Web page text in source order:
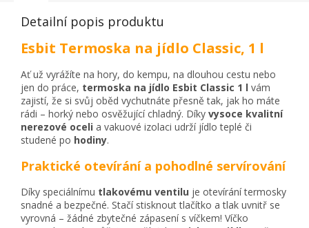
Detailní popis produktu
Esbit Termoska na jídlo Classic, 1 l
Ať už vyrážíte na hory, do kempu, na dlouhou cestu nebo
jen do práce, termoska na jídlo Esbit Classic 1 l vám
zajistí, že si svůj oběd vychutnáte přesně tak, jak ho máte
rádi – horký nebo osvěžující chladný. Díky vysoce kvalitní
nerezové oceli a vakuové izolaci udrží jídlo teplé či
studené po hodiny.
Praktické otevírání a pohodlné servírování
Díky speciálnímu tlakovému ventilu je otevírání termosky
snadné a bezpečné. Stačí stisknout tlačítko a tlak uvnitř se
vyrovná – žádné zbytečné zápasení s víčkem! Víčko